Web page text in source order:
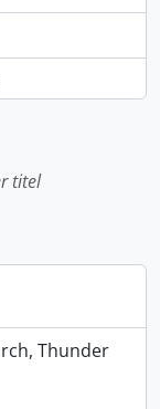
titel
Thunder